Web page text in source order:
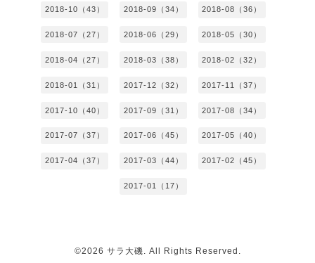
2018-10（43） 2018-09（34） 2018-08（36）
2018-07（27） 2018-06（29） 2018-05（30）
2018-04（27） 2018-03（38） 2018-02（32）
2018-01（31） 2017-12（32） 2017-11（37）
2017-10（40） 2017-09（31） 2017-08（34）
2017-07（37） 2017-06（45） 2017-05（40）
2017-04（37） 2017-03（44） 2017-02（45）
2017-01（17）
©2026 サラ大磯 . All Rights Reserved.